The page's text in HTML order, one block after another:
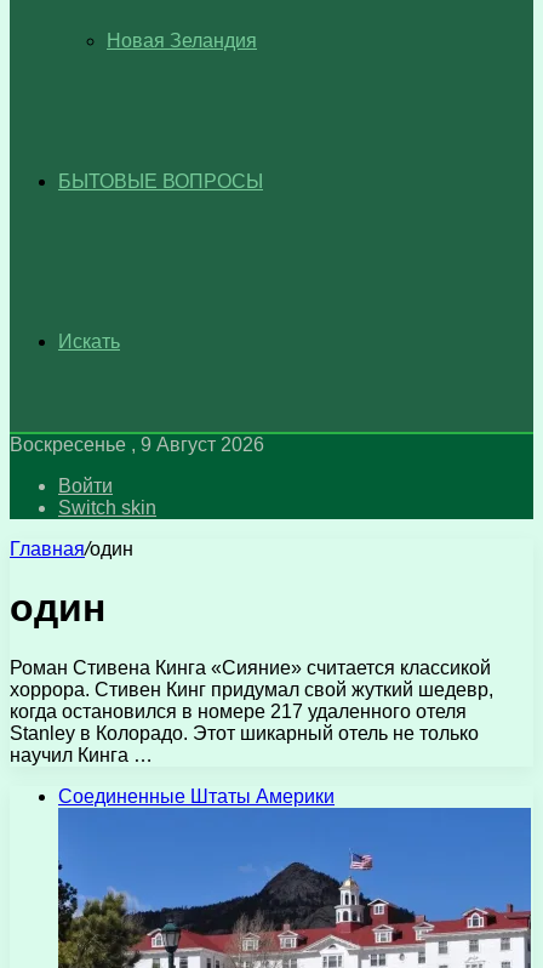
Новая Зеландия
БЫТОВЫЕ ВОПРОСЫ
Искать
Воскресенье , 9 Август 2026
Войти
Switch skin
Главная/один
один
Роман Стивена Кинга «Сияние» считается классикой
хоррора. Стивен Кинг придумал свой жуткий шедевр,
когда остановился в номере 217 удаленного отеля
Stanley в Колорадо. Этот шикарный отель не только
научил Кинга …
Соединенные Штаты Америки